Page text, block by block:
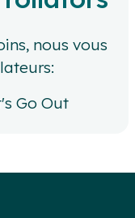
nous vous
Go Out